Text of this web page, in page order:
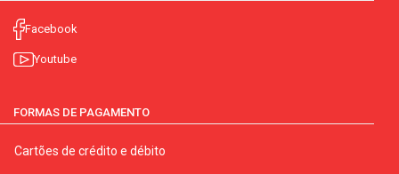
Facebook
Youtube
FORMAS DE PAGAMENTO
Cartões de crédito e débito